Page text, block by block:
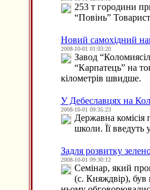
253 т городини
“Повінь”
Новий самохідний
2008-10-01 01:03:20
Завод
“Карпатець” на
кілометрів швидше.
У Дебеславцях на
2008-10-01 09:35:23
Державна комісія
школи. Її введуть
Задля розвитку
2008-10-01 09:30:12
Семінар, який
(с. Княждвір), був